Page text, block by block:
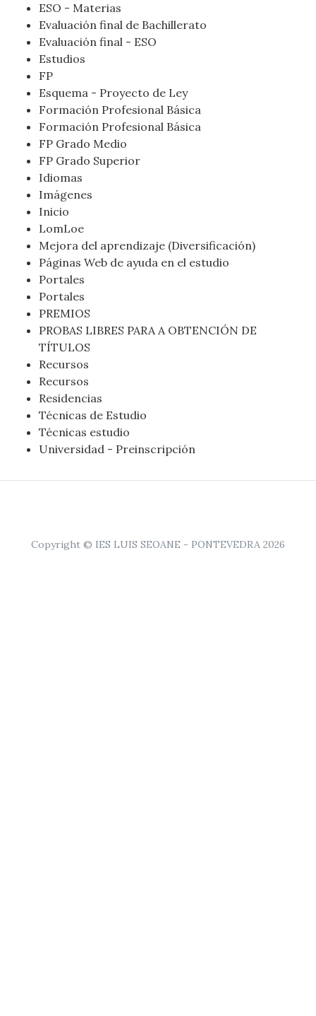
ESO - Materias
Evaluación final de Bachillerato
Evaluación final - ESO
Estudios
FP
Esquema - Proyecto de Ley
Formación Profesional Básica
Formación Profesional Básica
FP Grado Medio
FP Grado Superior
Idiomas
Imágenes
Inicio
LomLoe
Mejora del aprendizaje (Diversificación)
Páginas Web de ayuda en el estudio
Portales
Portales
PREMIOS
PROBAS LIBRES PARA A OBTENCIÓN DE
TÍTULOS
Recursos
Recursos
Residencias
Técnicas de Estudio
Técnicas estudio
Universidad - Preinscripción
Copyright © IES LUIS SEOANE - PONTEVEDRA 2026